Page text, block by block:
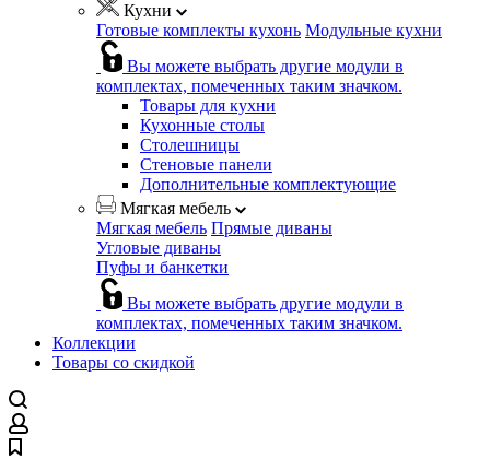
Кухни
Готовые комплекты кухонь Модульные кухни
Вы можете выбрать другие модули в
комплектах, помеченных таким значком.
Товары для кухни
Кухонные столы
Столешницы
Стеновые панели
Дополнительные комплектующие
Мягкая мебель
Мягкая мебель Прямые диваны
Угловые диваны
Пуфы и банкетки
Вы можете выбрать другие модули в
комплектах, помеченных таким значком.
Коллекции
Товары со скидкой